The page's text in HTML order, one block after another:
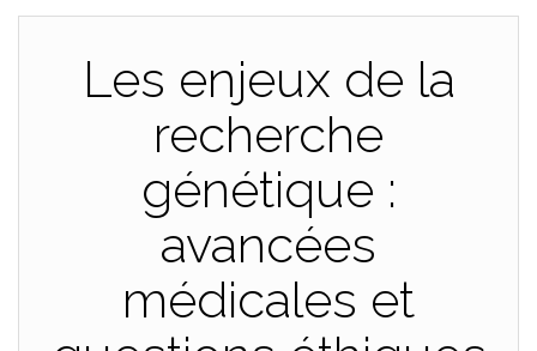
Les enjeux de la
recherche
génétique :
avancées
médicales et